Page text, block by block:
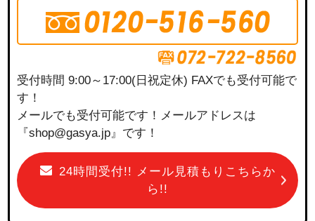
受付時間 9:00～17:00(日祝定休) FAXでも受付可能で
す！
メールでも受付可能です！メールアドレスは
『shop@gasya.jp』です！
24時間受付!! メール見積もりこちらか
ら!!